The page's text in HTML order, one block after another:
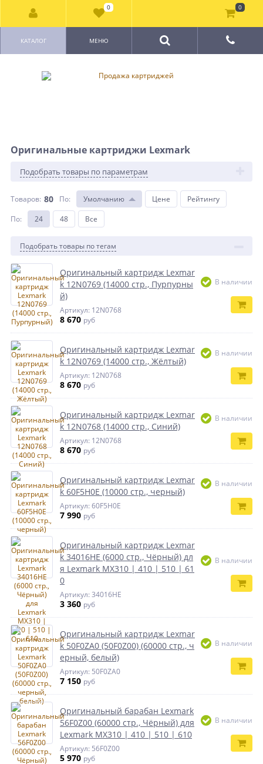
КАТАЛОГ МЕНЮ
Оригинальные картриджи Lexmark
Подобрать товары по параметрам
Товаров: 80 По: Умолчанию Цене
Рейтингу
По: 24 48 Все
Подобрать товары по тегам
Оригинальный картридж Lexmar
k 12N0769 (14000 стр., Пурпурны
й)
Артикул: 12N0768
8 670 руб
В наличии
Оригинальный картридж Lexmar
k 12N0769 (14000 стр., Жёлтый)
Артикул: 12N0768
8 670 руб
В наличии
Оригинальный картридж Lexmar
k 12N0768 (14000 стр., Синий)
Артикул: 12N0768
8 670 руб
В наличии
Оригинальный картридж Lexmar
k 60F5H0E (10000 стр., черный)
Артикул: 60F5H0E
7 990 руб
В наличии
Оригинальный картридж Lexmar
k 34016НЕ (6000 стр., Чёрный) дл
я Lexmark MX310 | 410 | 510 | 61
0
Артикул: 34016HE
3 360 руб
В наличии
Оригинальный картридж Lexmar
k 50F0ZA0 (50F0Z00) (60000 стр., ч
ерный, белый)
Артикул: 50F0ZA0
7 150 руб
В наличии
Оригинальный барабан Lexmark
56F0Z00 (60000 стр., Чёрный) для
Lexmark MX310 | 410 | 510 | 610
Артикул: 56F0Z00
5 970 руб
В наличии
0 0